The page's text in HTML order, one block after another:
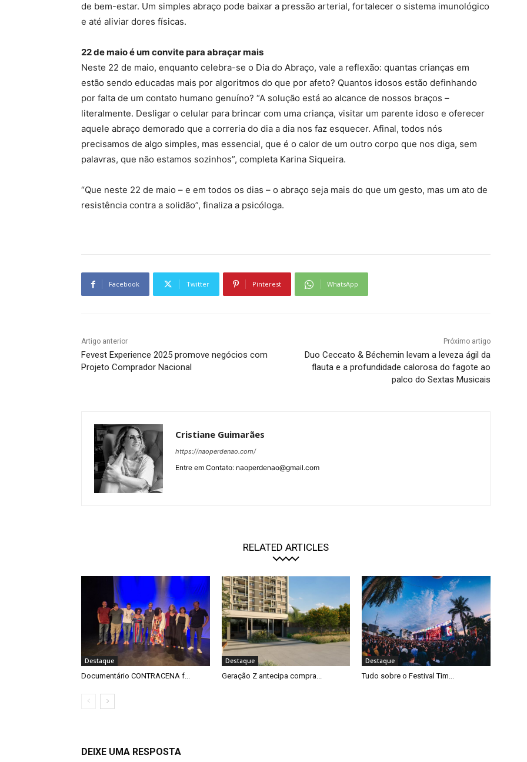
de bem-estar. Um simples abraço pode baixar a pressão arterial, fortalecer o sistema imunológico
e até aliviar dores físicas.
22 de maio é um convite para abraçar mais
Neste 22 de maio, enquanto celebra-se o Dia do Abraço, vale a reflexão: quantas crianças em
estão sendo educadas mais por algoritmos do que por afeto? Quantos idosos estão definhando
por falta de um contato humano genuíno? “A solução está ao alcance de nossos braços –
literalmente. Desligar o celular para brincar com uma criança, visitar um parente idoso e oferecer
aquele abraço demorado que a correria do dia a dia nos faz esquecer. Afinal, todos nós
precisamos de algo simples, mas essencial, que é o calor de um outro corpo que nos diga, sem
palavras, que não estamos sozinhos”, completa Karina Siqueira.
“Que neste 22 de maio – e em todos os dias – o abraço seja mais do que um gesto, mas um ato de
resistência contra a solidão”, finaliza a psicóloga.
Facebook Twitter Pinterest WhatsApp
Artigo anterior
Fevest Experience 2025 promove negócios com
Projeto Comprador Nacional
Próximo artigo
Duo Ceccato & Béchemin levam a leveza ágil da
flauta e a profundidade calorosa do fagote ao
palco do Sextas Musicais
Cristiane Guimarães
https://naoperdenao.com/
Entre em Contato: naoperdenao@gmail.com
RELATED ARTICLES
Destaque
Documentário CONTRACENA f...
Destaque
Geração Z antecipa compra...
Destaque
Tudo sobre o Festival Tim...
DEIXE UMA RESPOSTA